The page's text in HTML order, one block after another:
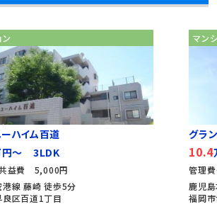
ン
ーハイム百道
円～ 3LDK
共益費 5,000円
港線 藤崎 徒歩5分
区百道1丁目
マン
グラ
10.4
管理
鹿児
福岡